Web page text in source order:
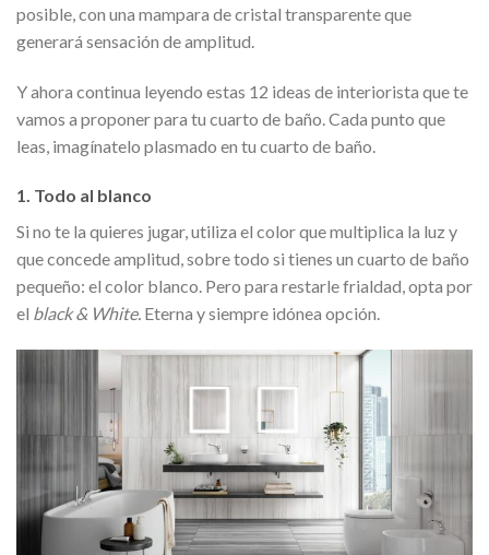
posible, con una mampara de cristal transparente que
generará sensación de amplitud.
Y ahora continua leyendo estas 12 ideas de interiorista que te
vamos a proponer para tu cuarto de baño. Cada punto que
leas, imagínatelo plasmado en tu cuarto de baño.
1. Todo al blanco
Si no te la quieres jugar, utiliza el color que multiplica la luz y
que concede amplitud, sobre todo si tienes un cuarto de baño
pequeño: el color blanco. Pero para restarle frialdad, opta por
el black & White. Eterna y siempre idónea opción.